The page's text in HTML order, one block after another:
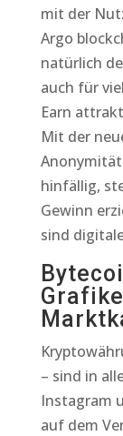
mit der
Argo
natürlich
auch für
Earn
Mit der
hinfällig,
Gewinn
sind
– sind in
Instagram
auf dem